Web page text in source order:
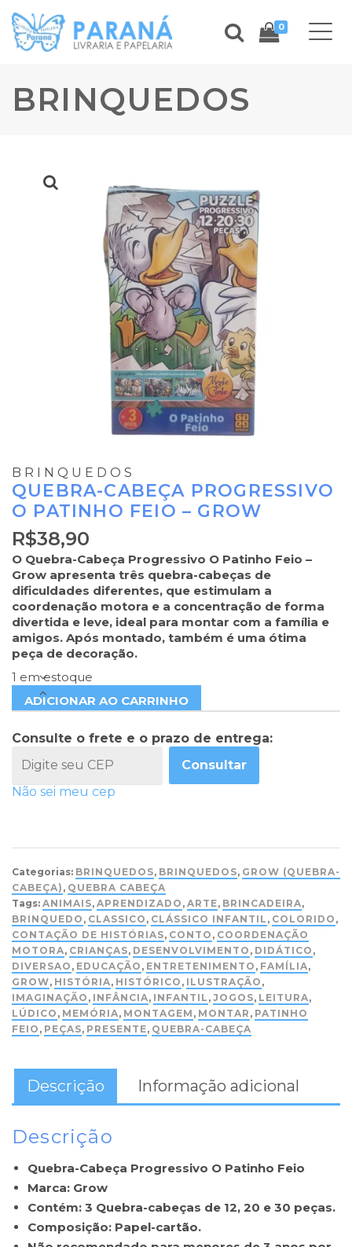
0
BRINQUEDOS
BRINQUEDOS
QUEBRA-CABEÇA PROGRESSIVO
O PATINHO FEIO – GROW
R$38,90
O Quebra-Cabeça Progressivo O Patinho Feio –
Grow apresenta três quebra-cabeças de
dificuldades diferentes, que estimulam a
coordenação motora e a concentração de forma
divertida e leve, ideal para montar com a família e
amigos. Após montado, também é uma ótima
peça de decoração.
1 em estoque
ADICIONAR AO CARRINHO
Consulte o frete e o prazo de entrega:
Consultar
Não sei meu cep
Categorias: BRINQUEDOS, BRINQUEDOS, GROW (QUEBRA-
CABEÇA) , QUEBRA CABEÇA
Tags: ANIMAIS, APRENDIZADO , ARTE, BRINCADEIRA,
BRINQUEDO , CLASSICO , CLÁSSICO INFANTIL , COLORIDO ,
CONTAÇÃO DE HISTÓRIAS, CONTO , COORDENAÇÃO
MOTORA, CRIANÇAS, DESENVOLVIMENTO , DIDÁTICO ,
DIVERSAO , EDUCAÇÃO , ENTRETENIMENTO , FAMÍLIA,
GROW, HISTÓRIA, HISTÓRICO , ILUSTRAÇÃO ,
IMAGINAÇÃO , INFÂNCIA, INFANTIL , JOGOS, LEITURA,
LÚDICO , MEMÓRIA, MONTAGEM , MONTAR , PATINHO
FEIO , PEÇAS, PRESENTE, QUEBRA-CABEÇA
Descrição Informação adicional
Descrição
Quebra-Cabeça Progressivo O Patinho Feio
Marca: Grow
Contém: 3 Quebra-cabeças de 12, 20 e 30 peças.
Composição: Papel-cartão.